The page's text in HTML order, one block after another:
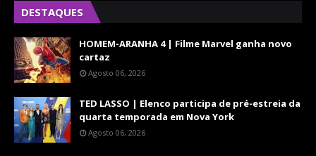
DESTAQUES
HOMEM-ARANHA 4 | Filme Marvel ganha novo
cartaz
Agosto 06, 2026
TED LASSO | Elenco participa de pré-estreia da
quarta temporada em Nova York
Agosto 06, 2026